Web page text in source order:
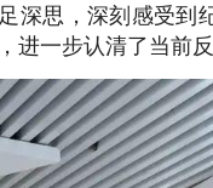
深思，深刻感受到
进一步认清了当前